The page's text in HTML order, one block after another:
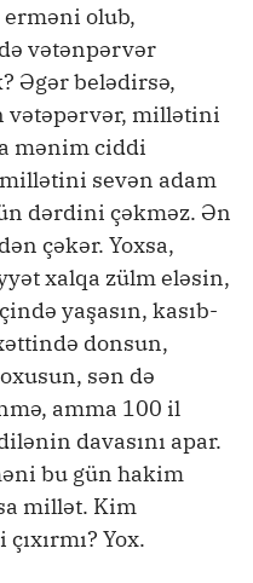
erməni olub,
vətənpərvər
Əgər belədirsə,
vətəpərvər, millətini
mənim ciddi
sevən adam
dərdini çəkməz. Ən
çəkər. Yoxsa,
xalqa zülm eləsin,
yaşasın, kasıb-
donsun,
sən də
amma 100 il
davasını apar.
bu gün hakim
millət. Kim
Yox.